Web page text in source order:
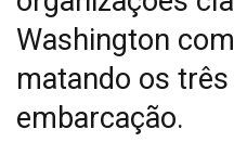
Washington
matando os
embarcação.